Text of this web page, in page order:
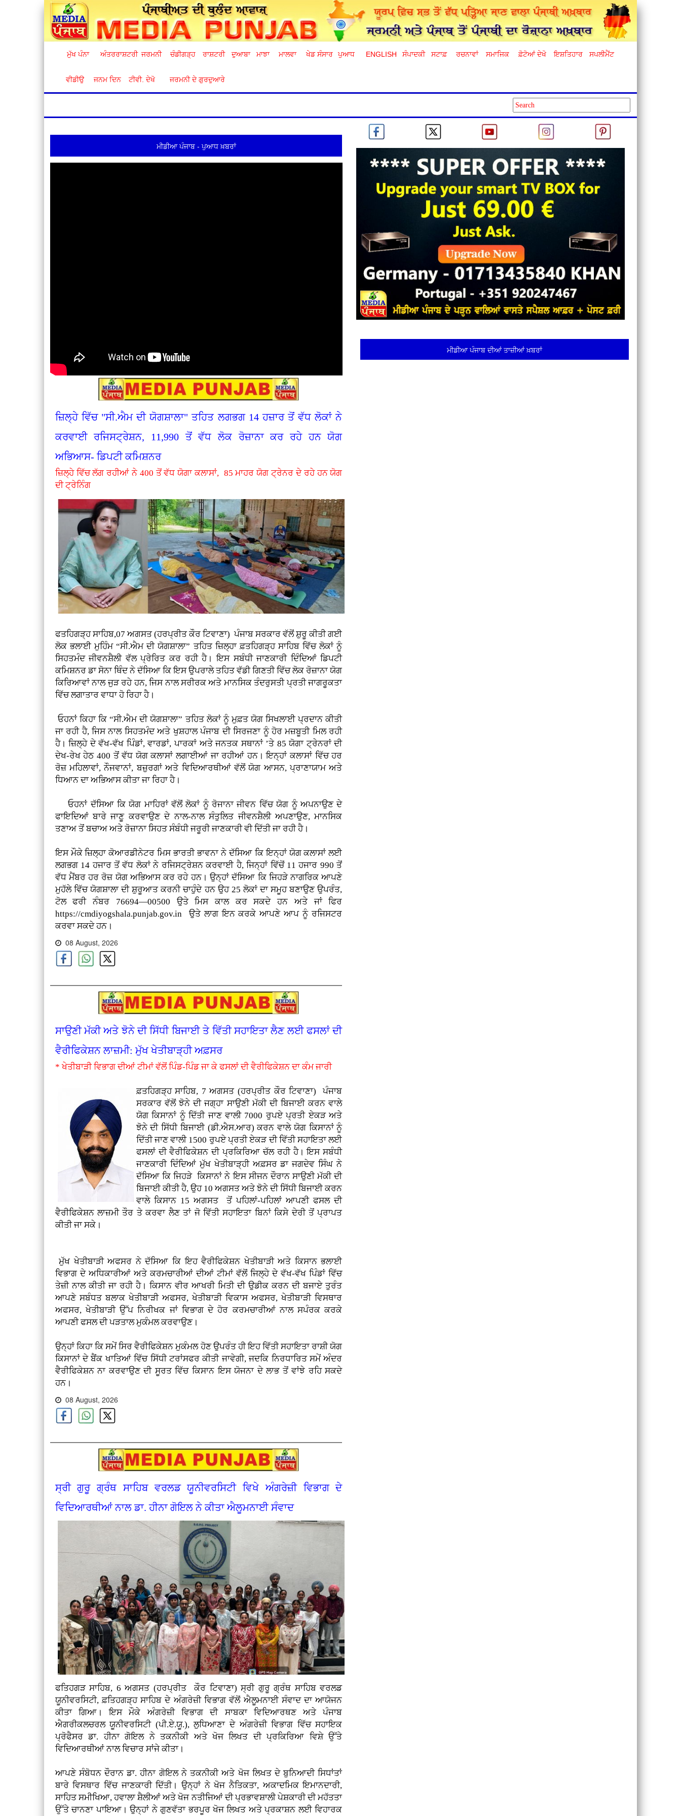
ਮੁੱਖ ਪੰਨਾ ਅੰਤਰਰਾਸ਼ਟਰੀ ਜਰਮਨੀ ਚੰਡੀਗੜ੍ਹ ਰਾਸ਼ਟਰੀ ਦੁਆਬਾ ਮਾਝਾ ਮਾਲਵਾ ਖੇਡ ਸੰਸਾਰ ਪੁਆਧ ENGLISH ਸੰਪਾਦਕੀ ਸਟਾਫ਼ ਰਚਨਾਵਾਂ ਸਮਾਜਿਕ ਫ਼ੋਟੋਆਂ ਦੇਖੋ ਇਸ਼ਤਿਹਾਰ ਸਪਲੀਮੈਂਟ
ਵੀਡੀਉ ਜਨਮ ਦਿਨ ਟੀਵੀ. ਦੇਖੋ ਜਰਮਨੀ ਦੇ ਗੁਰਦੁਆਰੇ
ਮੀਡੀਆ ਪੰਜਾਬ - ਪੁਆਧ ਖ਼ਬਰਾਂ
ਜ਼ਿਲ੍ਹੇ ਵਿੱਚ "ਸੀ.ਐਮ ਦੀ ਯੋਗਸ਼ਾਲਾ" ਤਹਿਤ ਲਗਭਗ 14 ਹਜ਼ਾਰ ਤੋਂ ਵੱਧ ਲੋਕਾਂ ਨੇ
ਕਰਵਾਈ ਰਜਿਸਟ੍ਰੇਸ਼ਨ, 11,990 ਤੋਂ ਵੱਧ ਲੋਕ ਰੋਜ਼ਾਨਾ ਕਰ ਰਹੇ ਹਨ ਯੋਗ
ਅਭਿਆਸ- ਡਿਪਟੀ ਕਮਿਸ਼ਨਰ
ਜ਼ਿਲ੍ਹੇ ਵਿੱਚ ਲੱਗ ਰਹੀਆਂ ਨੇ 400 ਤੋਂ ਵੱਧ ਯੋਗਾ ਕਲਾਸਾਂ, 85 ਮਾਹਰ ਯੋਗ ਟ੍ਰੇਨਰ ਦੇ ਰਹੇ ਹਨ ਯੋਗ
ਦੀ ਟ੍ਰੇਨਿੰਗ
ਫਤਹਿਗੜ੍ਹ ਸਾਹਿਬ,07 ਅਗਸਤ (ਹਰਪ੍ਰੀਤ ਕੌਰ ਟਿਵਾਣਾ) ਪੰਜਾਬ ਸਰਕਾਰ ਵੱਲੋਂ ਸ਼ੁਰੂ ਕੀਤੀ ਗਈ
ਲੋਕ ਭਲਾਈ ਮੁਹਿੰਮ “ਸੀ.ਐਮ ਦੀ ਯੋਗਸ਼ਾਲਾ” ਤਹਿਤ ਜ਼ਿਲ੍ਹਾ ਫ਼ਤਹਿਗੜ੍ਹ ਸਾਹਿਬ ਵਿੱਚ ਲੋਕਾਂ ਨੂੰ
ਸਿਹਤਮੰਦ ਜੀਵਨਸ਼ੈਲੀ ਵੱਲ ਪ੍ਰੇਰਿਤ ਕਰ ਰਹੀ ਹੈ। ਇਸ ਸਬੰਧੀ ਜਾਣਕਾਰੀ ਦਿੰਦਿਆਂ ਡਿਪਟੀ
ਕਮਿਸ਼ਨਰ ਡਾ ਸੋਨਾ ਥਿੰਦ ਨੇ ਦੱਸਿਆ ਕਿ ਇਸ ਉਪਰਾਲੇ ਤਹਿਤ ਵੱਡੀ ਗਿਣਤੀ ਵਿੱਚ ਲੋਕ ਰੋਜ਼ਾਨਾ ਯੋਗ
ਕਿਰਿਆਵਾਂ ਨਾਲ ਜੁੜ ਰਹੇ ਹਨ, ਜਿਸ ਨਾਲ ਸਰੀਰਕ ਅਤੇ ਮਾਨਸਿਕ ਤੰਦਰੁਸਤੀ ਪ੍ਰਤੀ ਜਾਗਰੂਕਤਾ
ਵਿੱਚ ਲਗਾਤਾਰ ਵਾਧਾ ਹੋ ਰਿਹਾ ਹੈ।
ਓਹਨਾਂ ਕਿਹਾ ਕਿ “ਸੀ.ਐਮ ਦੀ ਯੋਗਸ਼ਾਲਾ” ਤਹਿਤ ਲੋਕਾਂ ਨੂੰ ਮੁਫ਼ਤ ਯੋਗ ਸਿਖਲਾਈ ਪ੍ਰਦਾਨ ਕੀਤੀ
ਜਾ ਰਹੀ ਹੈ, ਜਿਸ ਨਾਲ ਸਿਹਤਮੰਦ ਅਤੇ ਖੁਸ਼ਹਾਲ ਪੰਜਾਬ ਦੀ ਸਿਰਜਣਾ ਨੂੰ ਹੋਰ ਮਜ਼ਬੂਤੀ ਮਿਲ ਰਹੀ
ਹੈ। ਜ਼ਿਲ੍ਹੇ ਦੇ ਵੱਖ-ਵੱਖ ਪਿੰਡਾਂ, ਵਾਰਡਾਂ, ਪਾਰਕਾਂ ਅਤੇ ਜਨਤਕ ਸਥਾਨਾਂ ’ਤੇ 85 ਯੋਗਾ ਟ੍ਰੇਨਰਾਂ ਦੀ
ਦੇਖ-ਰੇਖ ਹੇਠ 400 ਤੋਂ ਵੱਧ ਯੋਗ ਕਲਾਸਾਂ ਲਗਾਈਆਂ ਜਾ ਰਹੀਆਂ ਹਨ। ਇਨ੍ਹਾਂ ਕਲਾਸਾਂ ਵਿੱਚ ਹਰ
ਰੋਜ਼ ਮਹਿਲਾਵਾਂ, ਨੌਜਵਾਨਾਂ, ਬਜ਼ੁਰਗਾਂ ਅਤੇ ਵਿਦਿਆਰਥੀਆਂ ਵੱਲੋਂ ਯੋਗ ਆਸਨ, ਪ੍ਰਾਣਾਯਾਮ ਅਤੇ
ਧਿਆਨ ਦਾ ਅਭਿਆਸ ਕੀਤਾ ਜਾ ਰਿਹਾ ਹੈ।
ਓਹਨਾਂ ਦੱਸਿਆ ਕਿ ਯੋਗ ਮਾਹਿਰਾਂ ਵੱਲੋਂ ਲੋਕਾਂ ਨੂੰ ਰੋਜਾਨਾ ਜੀਵਨ ਵਿੱਚ ਯੋਗ ਨੂੰ ਅਪਨਾਉਣ ਦੇ
ਫਾਇਦਿਆਂ ਬਾਰੇ ਜਾਣੂ ਕਰਵਾਉਣ ਦੇ ਨਾਲ-ਨਾਲ ਸੰਤੁਲਿਤ ਜੀਵਨਸ਼ੈਲੀ ਅਪਣਾਉਣ, ਮਾਨਸਿਕ
ਤਣਾਅ ਤੋਂ ਬਚਾਅ ਅਤੇ ਰੋਜ਼ਾਨਾ ਸਿਹਤ ਸੰਬੰਧੀ ਜਰੂਰੀ ਜਾਣਕਾਰੀ ਵੀ ਦਿੱਤੀ ਜਾ ਰਹੀ ਹੈ।
ਇਸ ਮੌਕੇ ਜ਼ਿਲ੍ਹਾ ਕੋਆਰਡੀਨੇਟਰ ਮਿਸ ਭਾਰਤੀ ਭਾਵਨਾ ਨੇ ਦੱਸਿਆ ਕਿ ਇਨ੍ਹਾਂ ਯੋਗ ਕਲਾਸਾਂ ਲਈ
ਲਗਭਗ 14 ਹਜਾਰ ਤੋਂ ਵੱਧ ਲੋਕਾਂ ਨੇ ਰਜਿਸਟ੍ਰੇਸ਼ਨ ਕਰਵਾਈ ਹੈ, ਜਿਨ੍ਹਾਂ ਵਿੱਚੋਂ 11 ਹਜਾਰ 990 ਤੋਂ
ਵੱਧ ਮੈਂਬਰ ਹਰ ਰੋਜ਼ ਯੋਗ ਅਭਿਆਸ ਕਰ ਰਹੇ ਹਨ। ਉਨ੍ਹਾਂ ਦੱਸਿਆ ਕਿ ਜਿਹੜੇ ਨਾਗਰਿਕ ਆਪਣੇ
ਮੁਹੱਲੇ ਵਿੱਚ ਯੋਗਸ਼ਾਲਾ ਦੀ ਸ਼ੁਰੂਆਤ ਕਰਨੀ ਚਾਹੁੰਦੇ ਹਨ ਉਹ 25 ਲੋਕਾਂ ਦਾ ਸਮੂਹ ਬਣਾਉਣ ਉਪਰੰਤ,
ਟੋਲ ਫਰੀ ਨੰਬਰ 76694—00500 ਉਤੇ ਮਿਸ ਕਾਲ ਕਰ ਸਕਦੇ ਹਨ ਅਤੇ ਜਾਂ ਫਿਰ
https://cmdiyogshala.punjab.gov.in ਉਤੇ ਲਾਗ ਇਨ ਕਰਕੇ ਆਪਣੇ ਆਪ ਨੂੰ ਰਜਿਸਟਰ
ਕਰਵਾ ਸਕਦੇ ਹਨ।
08 August, 2026
ਸਾਉਣੀ ਮੱਕੀ ਅਤੇ ਝੋਨੇ ਦੀ ਸਿੱਧੀ ਬਿਜਾਈ ਤੇ ਵਿੱਤੀ ਸਹਾਇਤਾ ਲੈਣ ਲਈ ਫਸਲਾਂ ਦੀ
ਵੈਰੀਫਿਕੇਸ਼ਨ ਲਾਜ਼ਮੀ: ਮੁੱਖ ਖੇਤੀਬਾੜ੍ਹੀ ਅਫ਼ਸਰ
* ਖੇਤੀਬਾੜੀ ਵਿਭਾਗ ਦੀਆਂ ਟੀਮਾਂ ਵੱਲੋਂ ਪਿੰਡ-ਪਿੰਡ ਜਾ ਕੇ ਫਸਲਾਂ ਦੀ ਵੈਰੀਫਿਕੇਸ਼ਨ ਦਾ ਕੰਮ ਜਾਰੀ
ਫ਼ਤਹਿਗੜ੍ਹ ਸਾਹਿਬ, 7 ਅਗਸਤ (ਹਰਪ੍ਰੀਤ ਕੌਰ ਟਿਵਾਣਾ)
ਪੰਜਾਬ
ਸਰਕਾਰ ਵੱਲੋਂ ਝੋਨੇ ਦੀ ਜਗ੍ਹਾ ਸਾਉਣੀ ਮੱਕੀ ਦੀ ਬਿਜਾਈ ਕਰਨ ਵਾਲੇ
ਯੋਗ ਕਿਸਾਨਾਂ ਨੂੰ ਦਿੱਤੀ ਜਾਣ ਵਾਲੀ 7000 ਰੁਪਏ ਪ੍ਰਤੀ ਏਕੜ ਅਤੇ
ਝੋਨੇ ਦੀ ਸਿੱਧੀ ਬਿਜਾਈ (ਡੀ.ਐਸ.ਆਰ) ਕਰਨ ਵਾਲੇ ਯੋਗ ਕਿਸਾਨਾਂ ਨੂੰ
ਦਿੱਤੀ ਜਾਣ ਵਾਲੀ 1500 ਰੁਪਏ ਪ੍ਰਤੀ ਏਕੜ ਦੀ ਵਿੱਤੀ ਸਹਾਇਤਾ ਲਈ
ਫਸਲਾਂ ਦੀ ਵੈਰੀਫਿਕੇਸ਼ਨ ਦੀ ਪ੍ਰਕਿਰਿਆ ਚੱਲ ਰਹੀ ਹੈ। ਇਸ ਸਬੰਧੀ
ਜਾਣਕਾਰੀ ਦਿੰਦਿਆਂ ਮੁੱਖ ਖੇਤੀਬਾੜ੍ਹੀ ਅਫ਼ਸਰ ਡਾ ਜਗਦੇਵ ਸਿੰਘ ਨੇ
ਦੱਸਿਆ ਕਿ ਜਿਹੜੇ ਕਿਸਾਨਾਂ ਨੇ ਇਸ ਸੀਜਨ ਦੌਰਾਨ ਸਾਉਣੀ ਮੱਕੀ ਦੀ
ਬਿਜਾਈ ਕੀਤੀ ਹੈ, ਉਹ 10 ਅਗਸਤ ਅਤੇ ਝੋਨੇ ਦੀ ਸਿੱਧੀ ਬਿਜਾਈ ਕਰਨ
ਵਾਲੇ ਕਿਸਾਨ 15 ਅਗਸਤ ਤੋਂ ਪਹਿਲਾਂ-ਪਹਿਲਾਂ ਆਪਣੀ ਫਸਲ ਦੀ
ਵੈਰੀਫਿਕੇਸ਼ਨ ਲਾਜ਼ਮੀ ਤੌਰ ਤੇ ਕਰਵਾ ਲੈਣ ਤਾਂ ਜੋ ਵਿੱਤੀ ਸਹਾਇਤਾ ਬਿਨਾਂ ਕਿਸੇ ਦੇਰੀ ਤੋਂ ਪ੍ਰਾਪਤ
ਕੀਤੀ ਜਾ ਸਕੇ।
ਮੁੱਖ ਖੇਤੀਬਾੜੀ ਅਫਸਰ ਨੇ ਦੱਸਿਆ ਕਿ ਇਹ ਵੈਰੀਫਿਕੇਸ਼ਨ ਖੇਤੀਬਾੜੀ ਅਤੇ ਕਿਸਾਨ ਭਲਾਈ
ਵਿਭਾਗ ਦੇ ਅਧਿਕਾਰੀਆਂ ਅਤੇ ਕਰਮਚਾਰੀਆਂ ਦੀਆਂ ਟੀਮਾਂ ਵੱਲੋਂ ਜਿਲ੍ਹੇ ਦੇ ਵੱਖ-ਵੱਖ ਪਿੰਡਾਂ ਵਿੱਚ
ਤੇਜ਼ੀ ਨਾਲ ਕੀਤੀ ਜਾ ਰਹੀ ਹੈ। ਕਿਸਾਨ ਵੀਰ ਆਖਰੀ ਮਿਤੀ ਦੀ ਉਡੀਕ ਕਰਨ ਦੀ ਬਜਾਏ ਤੁਰੰਤ
ਆਪਣੇ ਸਬੰਧਤ ਬਲਾਕ ਖੇਤੀਬਾੜੀ ਅਫਸਰ, ਖੇਤੀਬਾੜੀ ਵਿਕਾਸ ਅਫਸਰ, ਖੇਤੀਬਾੜੀ ਵਿਸਥਾਰ
ਅਫਸਰ, ਖੇਤੀਬਾੜੀ ਉੱਪ ਨਿਰੀਖਕ ਜਾਂ ਵਿਭਾਗ ਦੇ ਹੋਰ ਕਰਮਚਾਰੀਆਂ ਨਾਲ ਸਪੰਰਕ ਕਰਕੇ
ਆਪਣੀ ਫਸਲ ਦੀ ਪੜਤਾਲ ਮੁਕੰਮਲ ਕਰਵਾਉਣ।
ਉਨ੍ਹਾਂ ਕਿਹਾ ਕਿ ਸਮੇਂ ਸਿਰ ਵੈਰੀਫਿਕੇਸ਼ਨ ਮੁਕੰਮਲ ਹੋਣ ਉਪਰੰਤ ਹੀ ਇਹ ਵਿੱਤੀ ਸਹਾਇਤਾ ਰਾਸ਼ੀ ਯੋਗ
ਕਿਸਾਨਾਂ ਦੇ ਬੈਂਕ ਖਾਤਿਆਂ ਵਿੱਚ ਸਿੱਧੀ ਟਰਾਂਸਫਰ ਕੀਤੀ ਜਾਵੇਗੀ, ਜਦਕਿ ਨਿਰਧਾਰਿਤ ਸਮੇਂ ਅੰਦਰ
ਵੈਰੀਫਿਕੇਸ਼ਨ ਨਾ ਕਰਵਾਉਣ ਦੀ ਸੂਰਤ ਵਿੱਚ ਕਿਸਾਨ ਇਸ ਯੋਜਨਾ ਦੇ ਲਾਭ ਤੋਂ ਵਾਂਝੇ ਰਹਿ ਸਕਦੇ
ਹਨ।
08 August, 2026
ਸ੍ਰੀ ਗੁਰੂ ਗ੍ਰੰਥ ਸਾਹਿਬ ਵਰਲਡ ਯੂਨੀਵਰਸਿਟੀ ਵਿਖੇ ਅੰਗਰੇਜ਼ੀ ਵਿਭਾਗ ਦੇ
ਵਿਦਿਆਰਥੀਆਂ ਨਾਲ ਡਾ. ਹੀਨਾ ਗੋਇਲ ਨੇ ਕੀਤਾ ਐਲੂਮਨਾਈ ਸੰਵਾਦ
ਫਤਿਹਗੜ ਸਾਹਿਬ, 6 ਅਗਸਤ (ਹਰਪ੍ਰੀਤ ਕੌਰ ਟਿਵਾਣਾ)ਸ੍ਰੀ ਗੁਰੂ ਗ੍ਰੰਥ ਸਾਹਿਬ ਵਰਲਡ
ਯੂਨੀਵਰਸਿਟੀ, ਫ਼ਤਿਹਗੜ੍ਹ ਸਾਹਿਬ ਦੇ ਅੰਗਰੇਜ਼ੀ ਵਿਭਾਗ ਵੱਲੋਂ ਐਲੂਮਨਾਈ ਸੰਵਾਦ ਦਾ ਆਯੋਜਨ
ਕੀਤਾ ਗਿਆ। ਇਸ ਮੌਕੇ ਅੰਗਰੇਜ਼ੀ ਵਿਭਾਗ ਦੀ ਸਾਬਕਾ ਵਿਦਿਆਰਥਣ ਅਤੇ ਪੰਜਾਬ
ਐਗਰੀਕਲਚਰਲ ਯੂਨੀਵਰਸਿਟੀ (ਪੀ.ਏ.ਯੂ.), ਲੁਧਿਆਣਾ ਦੇ ਅੰਗਰੇਜ਼ੀ ਵਿਭਾਗ ਵਿੱਚ ਸਹਾਇਕ
ਪ੍ਰੋਫੈਸਰ ਡਾ. ਹੀਨਾ ਗੋਇਲ ਨੇ ਤਕਨੀਕੀ ਅਤੇ ਖੋਜ ਲਿਖਤ ਦੀ ਪ੍ਰਕਿਰਿਆ ਵਿਸ਼ੇ ਉੱਤੇ
ਵਿਦਿਆਰਥੀਆਂ ਨਾਲ ਵਿਚਾਰ ਸਾਂਜੇ ਕੀਤਾ।
ਆਪਣੇ ਸੰਬੋਧਨ ਦੌਰਾਨ ਡਾ. ਹੀਨਾ ਗੋਇਲ ਨੇ ਤਕਨੀਕੀ ਅਤੇ ਖੋਜ ਲਿਖਤ ਦੇ ਬੁਨਿਆਦੀ ਸਿਧਾਂਤਾਂ
ਬਾਰੇ ਵਿਸਥਾਰ ਵਿੱਚ ਜਾਣਕਾਰੀ ਦਿੱਤੀ। ਉਨ੍ਹਾਂ ਨੇ ਖੋਜ ਨੈਤਿਕਤਾ, ਅਕਾਦਮਿਕ ਇਮਾਨਦਾਰੀ,
ਸਾਹਿਤ ਸਮੀਖਿਆ, ਹਵਾਲਾ ਸ਼ੈਲੀਆਂ ਅਤੇ ਖੋਜ ਨਤੀਜਿਆਂ ਦੀ ਪ੍ਰਭਾਵਸ਼ਾਲੀ ਪੇਸ਼ਕਾਰੀ ਦੀ ਮਹੱਤਤਾ
ਉੱਤੇ ਚਾਨਣਾ ਪਾਇਆ। ਉਨ੍ਹਾਂ ਨੇ ਗੁਣਵੱਤਾ ਭਰਪੂਰ ਖੋਜ ਲਿਖਤ ਅਤੇ ਪ੍ਰਕਾਸ਼ਨ ਲਈ ਵਿਹਾਰਕ
ਮੀਡੀਆ ਪੰਜਾਬ ਦੀਆਂ ਤਾਜ਼ੀਆਂ ਖ਼ਬਰਾਂ